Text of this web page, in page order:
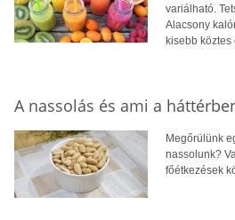
variálható.
Alacsony
kisebb köztes
A nassolás és ami a
Megőrülünk
nassolunk?
főétkezések